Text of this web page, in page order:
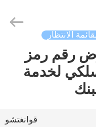
الانتظار
رقم رمز
لخدمة
قوانغتشو